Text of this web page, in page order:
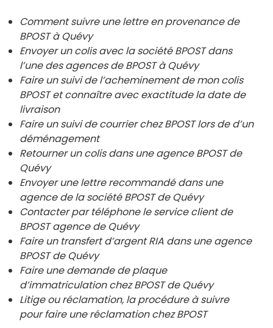
Comment suivre une lettre en provenance de
BPOST à Quévy
Envoyer un colis avec la société BPOST dans
l’une des agences de BPOST à Quévy
Faire un suivi de l’acheminement de mon colis
BPOST et connaître avec exactitude la date de
livraison
Faire un suivi de courrier chez BPOST lors de d’un
déménagement
Retourner un colis dans une agence BPOST de
Quévy
Envoyer une lettre recommandé dans une
agence de la société BPOST de Quévy
Contacter par téléphone le service client de
BPOST agence de Quévy
Faire un transfert d’argent RIA dans une agence
BPOST de Quévy
Faire une demande de plaque
d’immatriculation chez BPOST de Quévy
Litige ou réclamation, la procédure à suivre
pour faire une réclamation chez BPOST